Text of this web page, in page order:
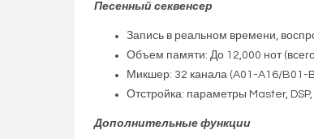
Песенный секвенсер
Запись в реальном времени,
Объем памяти: До 12,000 нот
Микшер: 32 канала (A01-A16/B01-
Отстройка: параметры Master, DSP,
Дополнительные функции